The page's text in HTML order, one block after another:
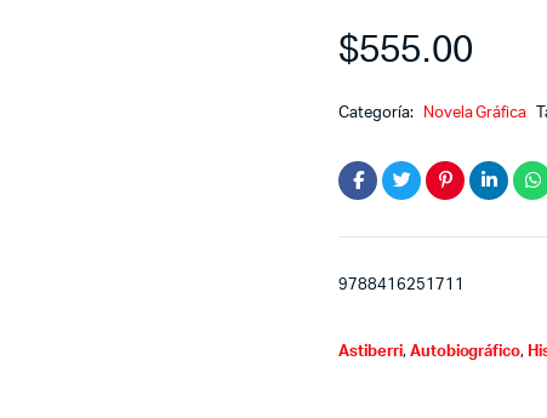
$555.00
Categoría: Novela Gráfica
9788416251711
Astiberri, Autobiográfico,